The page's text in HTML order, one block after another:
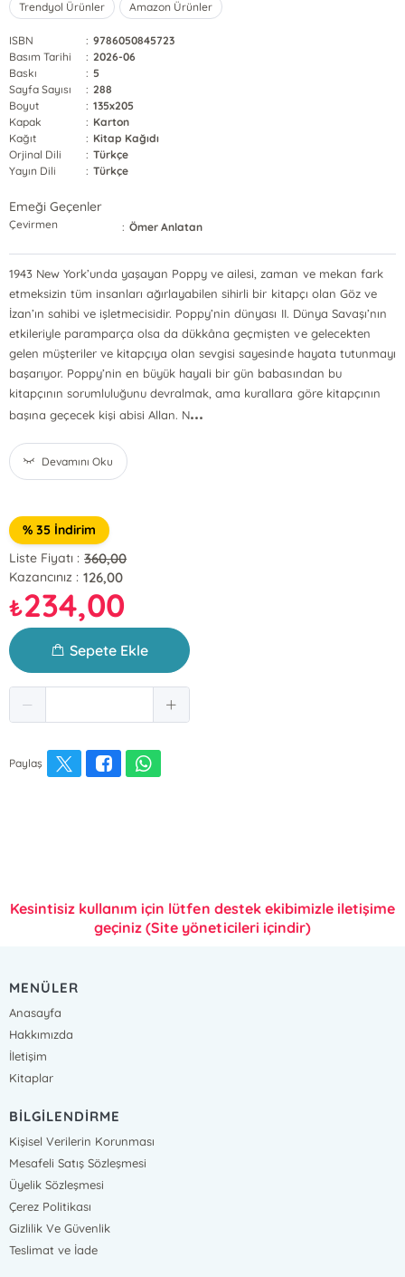
Trendyol Ürünler Amazon Ürünler
ISBN : 9786050845723
Basım Tarihi
: 2026-06
Baskı
: 5
Sayfa Sayısı
: 288
Boyut
: 135x205
Kapak
: Karton
Kağıt
: Kitap Kağıdı
Orjinal Dili
: Türkçe
Yayın Dili
: Türkçe
Emeği Geçenler
Çevirmen : Ömer Anlatan
1943 New York’unda yaşayan Poppy ve ailesi, zaman ve mekan fark
etmeksizin tüm insanları ağırlayabilen sihirli bir kitapçı olan Göz ve
İzan’ın sahibi ve işletmecisidir. Poppy’nin dünyası II. Dünya Savaşı’nın
etkileriyle paramparça olsa da dükkâna geçmişten ve gelecekten
gelen müşteriler ve kitapçıya olan sevgisi sayesinde hayata tutunmayı
başarıyor. Poppy’nin en büyük hayali bir gün babasından bu
kitapçının sorumluluğunu devralmak, ama kurallara göre kitapçının
başına geçecek kişi abisi Allan. N...
Devamını Oku
% 35 İndirim
Liste Fiyatı : 360,00
Kazancınız : 126,00
₺234,00
Sepete Ekle
Paylaş
Kesintisiz kullanım için lütfen destek ekibimizle iletişime
geçiniz (Site yöneticileri içindir)
MENÜLER
Anasayfa
Hakkımızda
İletişim
Kitaplar
BİLGİLENDİRME
Kişisel Verilerin Korunması
Mesafeli Satış Sözleşmesi
Üyelik Sözleşmesi
Çerez Politikası
Gizlilik Ve Güvenlik
Teslimat ve İade